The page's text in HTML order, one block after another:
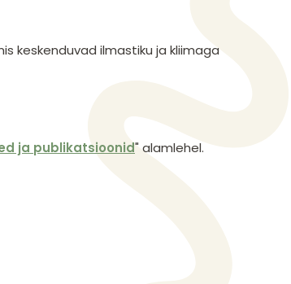
keskenduvad ilmastiku ja kliimaga
ja publikatsioonid" alamlehel.